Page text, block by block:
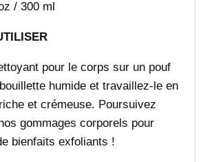
/ 300 ml
pour le corps sur un pouf
humide et travaillez-le en
et crémeuse. Poursuivez
gommages corporels pour
bienfaits exfoliants !